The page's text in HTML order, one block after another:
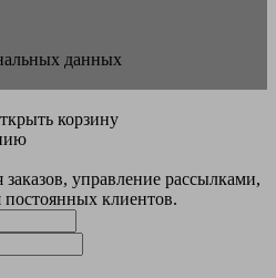
данных
корзину
управление рассылками,
клиентов.